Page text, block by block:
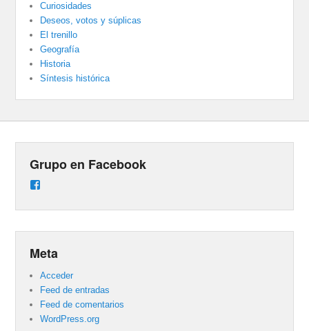
Curiosidades
Deseos, votos y súplicas
El trenillo
Geografía
Historia
Síntesis histórica
Grupo en Facebook
en
Meta
Acceder
Feed de entradas
Feed de comentarios
WordPress.org